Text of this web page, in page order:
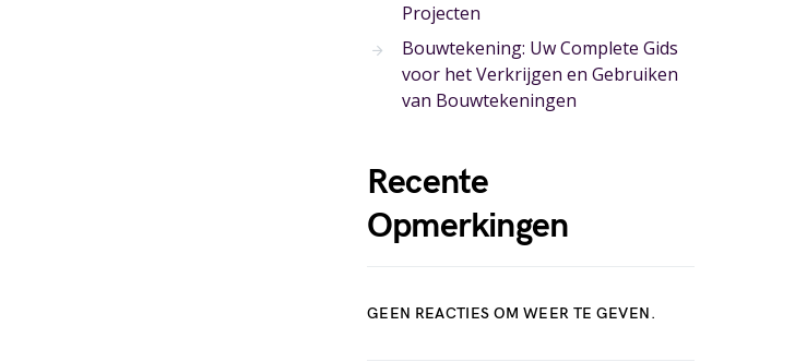
Projecten
Bouwtekening: Uw Complete Gids
voor het Verkrijgen en Gebruiken
van Bouwtekeningen
Recente
Opmerkingen
GEEN REACTIES OM WEER TE GEVEN.